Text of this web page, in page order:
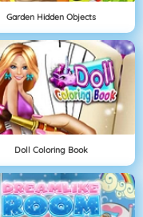
Garden Hidden Objects
Doll Coloring Book